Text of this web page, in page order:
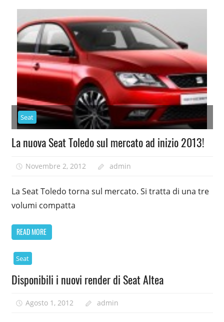
Seat
La nuova Seat Toledo sul mercato ad inizio 2013!
Novembre 2, 2012 admin
La Seat Toledo torna sul mercato. Si tratta di una tre
volumi compatta
READ MORE
Seat
Disponibili i nuovi render di Seat Altea
Agosto 1, 2012 admin